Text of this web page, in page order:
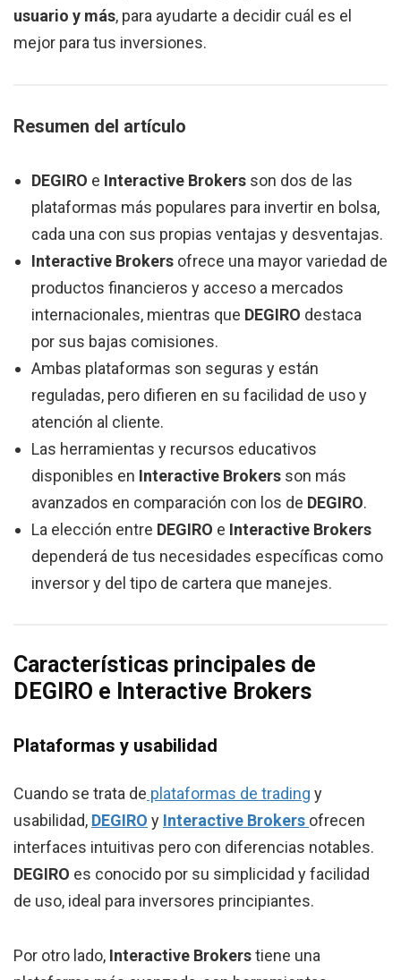
usuario y más, para ayudarte a decidir cuál es el
mejor para tus inversiones.
Resumen del artículo
DEGIRO e Interactive Brokers son dos de las
plataformas más populares para invertir en bolsa,
cada una con sus propias ventajas y desventajas.
Interactive Brokers ofrece una mayor variedad de
productos financieros y acceso a mercados
internacionales, mientras que DEGIRO destaca
por sus bajas comisiones.
Ambas plataformas son seguras y están
reguladas, pero difieren en su facilidad de uso y
atención al cliente.
Las herramientas y recursos educativos
disponibles en Interactive Brokers son más
avanzados en comparación con los de DEGIRO.
La elección entre DEGIRO e Interactive Brokers
dependerá de tus necesidades específicas como
inversor y del tipo de cartera que manejes.
Características principales de
DEGIRO e Interactive Brokers
Plataformas y usabilidad
Cuando se trata de plataformas de trading y
usabilidad, DEGIRO y Interactive Brokers ofrecen
interfaces intuitivas pero con diferencias notables.
DEGIRO es conocido por su simplicidad y facilidad
de uso, ideal para inversores principiantes.
Por otro lado, Interactive Brokerstiene una